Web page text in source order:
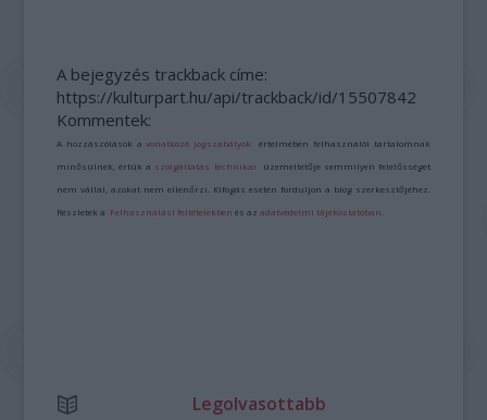
A bejegyzés trackback címe:
https://kulturpart.hu/api/trackback/id/15507842
Kommentek:
A hozzászólások avonatkozó jogszabályok értelmében felhasználói tartalomnak
minősülnek, értük a szolgáltatás technikai üzemeltetője semmilyen felelősséget
nem vállal, azokat nem ellenőrzi. Kifogás esetén forduljon a blog szerkesztőjéhez.
Részletek a Felhasználási feltételekben és azadatvédelmi tájékoztatóban
Legolvasottabb